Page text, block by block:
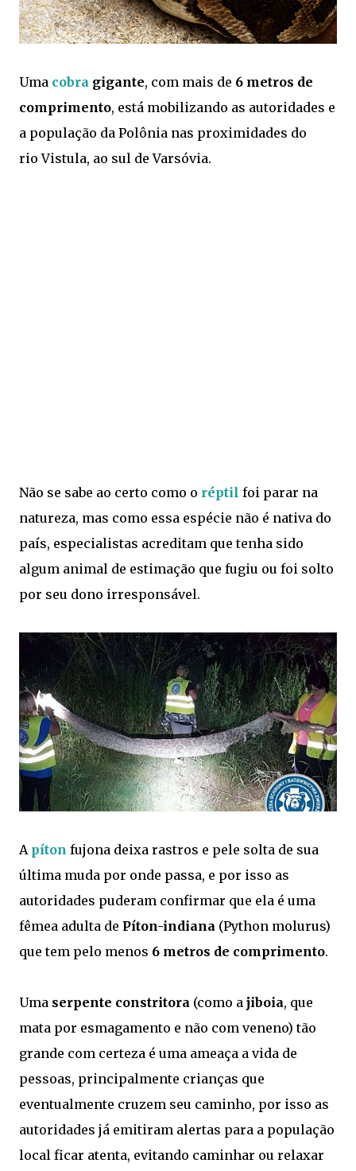
Uma cobra gigante, com mais de 6 metros de
comprimento, está mobilizando as autoridades e
a população da Polônia nas proximidades do
rio Vistula, ao sul de Varsóvia.
Não se sabe ao certo como o réptil foi parar na
natureza, mas como essa espécie não é nativa do
país, especialistas acreditam que tenha sido
algum animal de estimação que fugiu ou foi solto
por seu dono irresponsável.
A píton fujona deixa rastros e pele solta de sua
última muda por onde passa, e por isso as
autoridades puderam confirmar que ela é uma
fêmea adulta de Píton-indiana (Python molurus)
que tem pelo menos 6 metros de comprimento.
Uma serpente constritora (como a jiboia, que
mata por esmagamento e não com veneno) tão
grande com certeza é uma ameaça a vida de
pessoas, principalmente crianças que
eventualmente cruzem seu caminho, por isso as
autoridades já emitiram alertas para a população
local ficar atenta, evitando caminhar ou relaxar